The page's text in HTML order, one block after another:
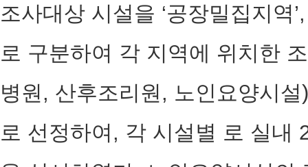
조사대상 시설을 ‘공장밀집지역
로 구분하여 각 지역에 위치한
병원, 산후조리원, 노인요양시
로 선정하여, 각 시설별 로 실내